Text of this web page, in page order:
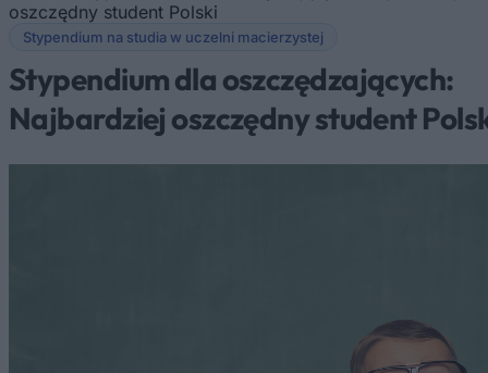
Jesteś tutaj
oszczędny student Polski
Stypendium na studia w uczelni macierzystej
Stypendium dla oszczędzających:
Najbardziej oszczędny student